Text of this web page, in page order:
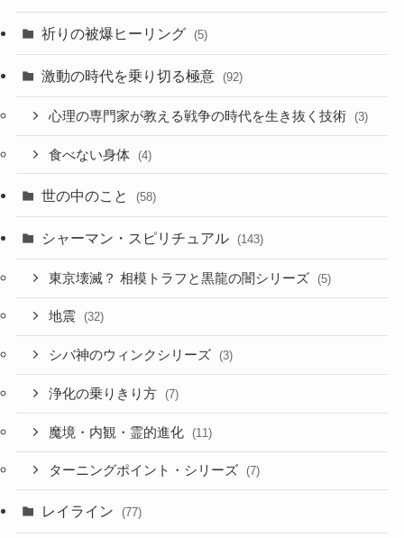
祈りの被爆ヒーリング (5)
激動の時代を乗り切る極意 (92)
心理の専門家が教える戦争の時代を生き抜く技術 (3)
食べない身体 (4)
世の中のこと (58)
シャーマン・スピリチュアル (143)
東京壊滅？ 相模トラフと黒龍の闇シリーズ (5)
地震 (32)
シバ神のウィンクシリーズ (3)
浄化の乗りきり方 (7)
魔境・内観・霊的進化 (11)
ターニングポイント・シリーズ (7)
レイライン (77)